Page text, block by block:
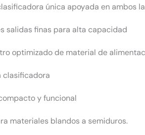
única apoyada en ambos
salidas finas para alta capacidad
optimizado de material de
clasificadora
y funcional
materiales blandos a semiduros.